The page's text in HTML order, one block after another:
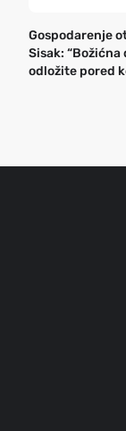
Gospodarenje
Sisak: “Božićna
odložite pored